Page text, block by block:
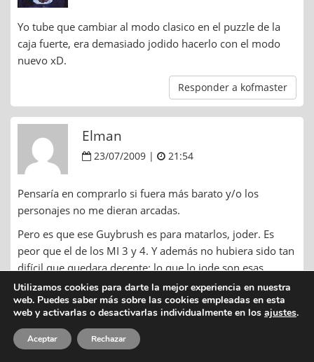
Yo tube que cambiar al modo clasico en el puzzle de la
caja fuerte, era demasiado jodido hacerlo con el modo
nuevo xD.
Responder a kofmaster
Elman
23/07/2009 | 21:54
Pensaría en comprarlo si fuera más barato y/o los
personajes no me dieran arcadas.
Pero es que ese Guybrush es para matarlos, joder. Es
peor que el de los MI 3 y 4. Y además no hubiera sido tan
difícil que quedara decente: lo que lo jode son esas
proporciones tan ridículas.
Comparad:
http://img79.imageshack.us/img79/6530/guybr.png
Utilizamos cookies para darte la mejor experiencia en nuestra
web. Puedes saber más sobre las cookies empleadas en esta
web y activarlas o desactivarlas individualmente en los ajustes.
Aceptar Rechazar